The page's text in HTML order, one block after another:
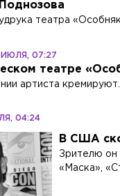
театра
ИЮЛЯ, 07:27
театре
артиста кремируют.
04:24
В США
Зрителю он
«Маска»,